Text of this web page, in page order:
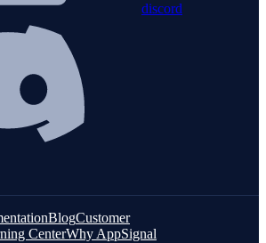
discord
BlogCustomer
CenterWhy AppSignal